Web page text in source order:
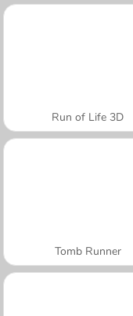
Run of Life 3D
Tomb Runner